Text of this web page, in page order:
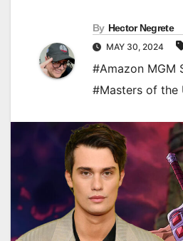
By Hector Negrete
MAY 30, 2024
#Amazon MGM
#Masters of the